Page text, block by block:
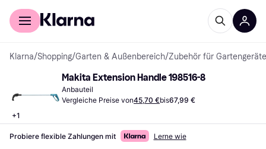
Für Shopper
Klarna/Shopping/Garten & Außenbereich/Zubehör für Gartengeräte
+1
Makita Extension Handle 198516-8
Anbauteil
Vergleiche Preise von45,70 €bis67,99 €
Probiere flexible Zahlungen mit Lerne wie